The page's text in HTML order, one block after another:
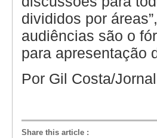
divididos por
audiências são o
para apresentação
Por Gil Costa/
Share this article :